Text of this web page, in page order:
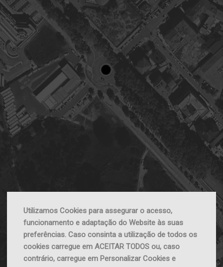
Utilizamos Cookies para assegurar o acesso,
funcionamento e adaptação do Website às suas
preferências. Caso consinta a utilização de todos os
cookies carregue em ACEITAR TODOS ou, caso
contrário, carregue em Personalizar Cookies e